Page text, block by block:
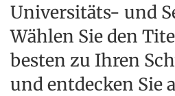
Universitäts- und
Wählen Sie den
besten zu Ihren
und entdecken Sie